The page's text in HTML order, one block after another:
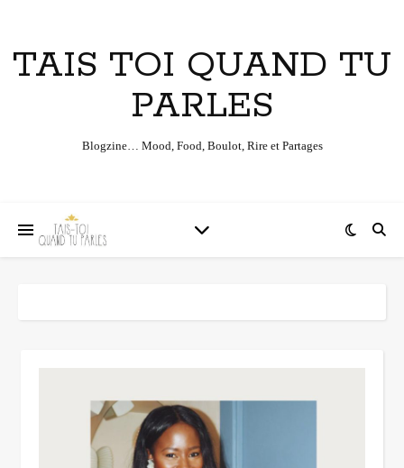
TAIS TOI QUAND TU
PARLES
Blogzine… Mood, Food, Boulot, Rire et Partages